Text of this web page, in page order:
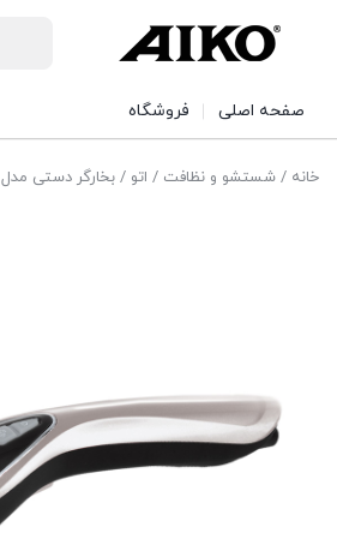
صفحه اصلی فروشگاه
خانه / شستشو و نظافت / اتو / بخارگر دستی مدل ۶۰۳